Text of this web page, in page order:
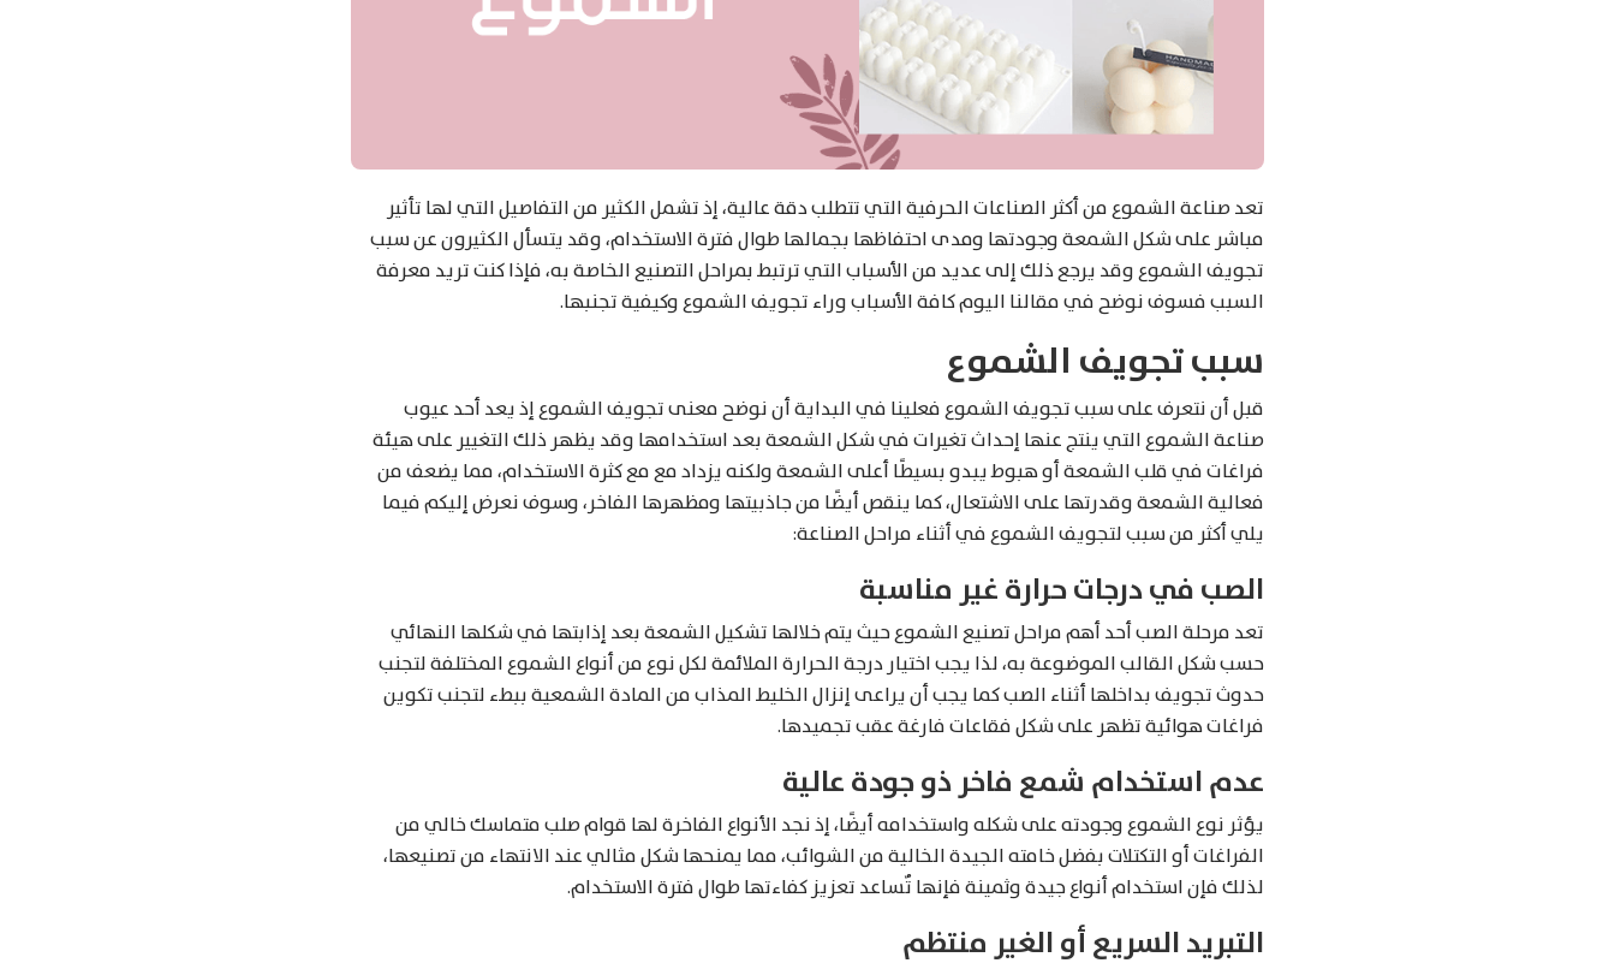
تعد صناعة الشموع من أكثر الصناعات الحرفية التي تتطلب دقة عالية، إذ تشمل الكثير من التفاصيل التي لها تأثير
مباشر على شكل الشمعة وجودتها ومدى احتفاظها بجمالها طوال فترة الاستخدام، وقد يتسأل الكثيرون عن سبب
تجويف الشموع وقد يرجع ذلك إلى عديد من الأسباب التي ترتبط بمراحل التصنيع الخاصة به، فإذا كنت تريد معرفة
السبب فسوف نوضح في مقالنا اليوم كافة الأسباب وراء تجويف الشموع وكيفية تجنبها.
سبب تجويف الشموع
قبل أن نتعرف على سبب تجويف الشموع فعلينا في البداية أن نوضح معنى تجويف الشموع إذ يعد أحد عيوب
صناعة الشموع التي ينتج عنها إحداث تغيرات في شكل الشمعة بعد استخدامها وقد يظهر ذلك التغيير على هيئة
فراغات في قلب الشمعة أو هبوط يبدو بسيطًا أعلى الشمعة ولكنه يزداد مع مع كثرة الاستخدام، مما يضعف من
فعالية الشمعة وقدرتها على الاشتعال، كما ينقص أيضًا من جاذبيتها ومظهرها الفاخر، وسوف نعرض إليكم فيما
يلي أكثر من سبب لتجويف الشموع في أثناء مراحل الصناعة:
الصب في درجات حرارة غير مناسبة
تعد مرحلة الصب أحد أهم مراحل تصنيع الشموع حيث يتم خلالها تشكيل الشمعة بعد إذابتها في شكلها النهائي
حسب شكل القالب الموضوعة به، لذا يجب اختيار درجة الحرارة الملائمة لكل نوع من أنواع الشموع المختلفة لتجنب
حدوث تجويف بداخلها أثناء الصب كما يجب أن يراعى إنزال الخليط المذاب من المادة الشمعية ببطء لتجنب تكوين
فراغات هوائية تظهر على شكل فقاعات فارغة عقب تجميدها.
عدم استخدام شمع فاخر ذو جودة عالية
يؤثر نوع الشموع وجودته على شكله واستخدامه أيضًا، إذ نجد الأنواع الفاخرة لها قوام صلب متماسك خالي من
الفراغات أو التكتلات بفضل خامته الجيدة الخالية من الشوائب، مما يمنحها شكل مثالي عند الانتهاء من تصنيعها،
لذلك فإن استخدام أنواع جيدة وثمينة فإنها تٌساعد تعزيز كفاءتها طوال فترة الاستخدام.
التبريد السريع أو الغير منتظم